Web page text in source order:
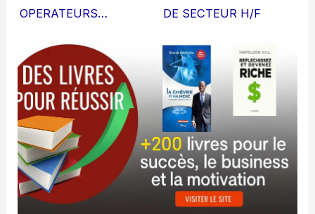
OPERATEURS…
DE SECTEUR H/F